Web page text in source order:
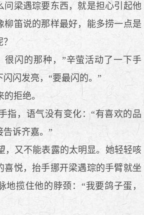
问梁遇琮要东西，就是担心引起他
柳笛说的那样最好，能多捞一点是
闪的那种，”辛萤活动了一下手
闪发亮，“要最闪的。”
拒绝。
，语气没有变化：“有喜欢的品
告诉齐嘉。”
又不能表露的太明显。她轻轻咳
喜悦，抬手挪开梁遇琮的手臂就坐
地揽住他的脖颈：“我要鸽子蛋，